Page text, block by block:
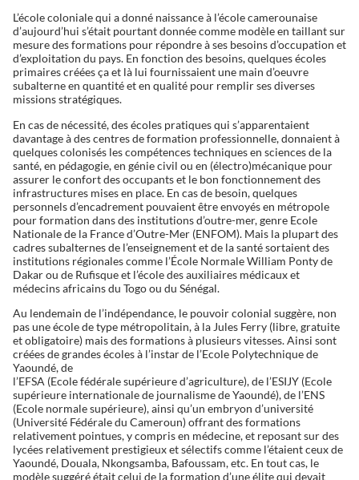
L’école coloniale qui a donné naissance à l’école camerounaise
d’aujourd’hui s’était pourtant donnée comme modèle en taillant sur
mesure des formations pour répondre à ses besoins d’occupation et
d’exploitation du pays. En fonction des besoins, quelques écoles
primaires créées ça et là lui fournissaient une main d’oeuvre
subalterne en quantité et en qualité pour remplir ses diverses
missions stratégiques.
En cas de nécessité, des écoles pratiques qui s’apparentaient
davantage à des centres de formation professionnelle, donnaient à
quelques colonisés les compétences techniques en sciences de la
santé, en pédagogie, en génie civil ou en (électro)mécanique pour
assurer le confort des occupants et le bon fonctionnement des
infrastructures mises en place. En cas de besoin, quelques
personnels d’encadrement pouvaient être envoyés en métropole
pour formation dans des institutions d’outre-mer, genre Ecole
Nationale de la France d’Outre-Mer (ENFOM). Mais la plupart des
cadres subalternes de l’enseignement et de la santé sortaient des
institutions régionales comme l’École Normale William Ponty de
Dakar ou de Rufisque et l’école des auxiliaires médicaux et
médecins africains du Togo ou du Sénégal.
Au lendemain de l’indépendance, le pouvoir colonial suggère, non
pas une école de type métropolitain, à la Jules Ferry (libre, gratuite
et obligatoire) mais des formations à plusieurs vitesses. Ainsi sont
créées de grandes écoles à l’instar de l’Ecole Polytechnique de
Yaoundé, de
l’EFSA (Ecole fédérale supérieure d’agriculture), de l’ESIJY (Ecole
supérieure internationale de journalisme de Yaoundé), de l’ENS
(Ecole normale supérieure), ainsi qu’un embryon d’université
(Université Fédérale du Cameroun) offrant des formations
relativement pointues, y compris en médecine, et reposant sur des
lycées relativement prestigieux et sélectifs comme l’étaient ceux de
Yaoundé, Douala, Nkongsamba, Bafoussam, etc. En tout cas, le
modèle suggéré était celui de la formation d’une élite qui devait